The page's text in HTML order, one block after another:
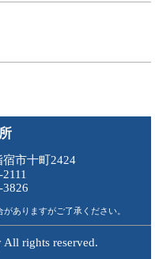
市十町2424
ありますがご了承ください。
rights reserved.